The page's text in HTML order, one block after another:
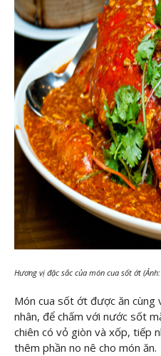
Hương vị đặc sắc của món cua sốt ớt
Món cua sốt ớt được ăn cùng
nhân, để chấm với nước sốt
chiên có vỏ giòn và xốp, tiếp
thêm phần no nê cho món ăn.